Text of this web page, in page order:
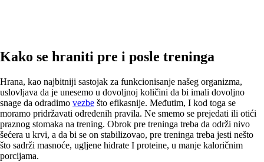
Kako se hraniti pre i posle treninga
Hrana, kao najbitniji sastojak za funkcionisanje našeg organizma,
uslovljava da je unesemo u dovoljnoj količini da bi imali dovoljno
snage da odradimo vezbe što efikasnije. Međutim, I kod toga se
moramo pridržavati određenih pravila. Ne smemo se prejedati ili otići
praznog stomaka na trening. Obrok pre treninga treba da održi nivo
šećera u krvi, a da bi se on stabilizovao, pre treninga treba jesti nešto
što sadrži masnoće, ugljene hidrate I proteine, u manje kaloričnim
porcijama.